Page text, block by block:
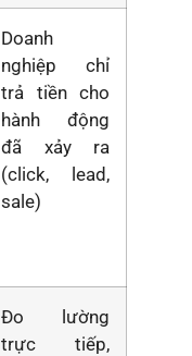
Doanh
nghiệp chỉ
trả tiền cho
hành động
đã xảy ra
(click, lead,
sale)
Đo lường
trực tiếp,